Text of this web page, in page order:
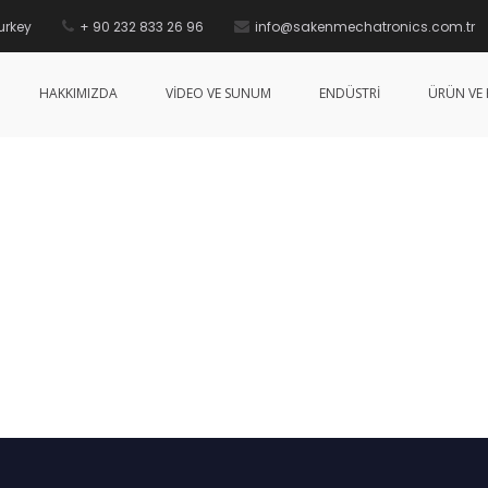
+ 90 232 833 26 96 info@sakenmechatronics.com.tr
HAKKIMIZDA VİDEO VE SUNUM ENDÜSTRİ ÜRÜN VE